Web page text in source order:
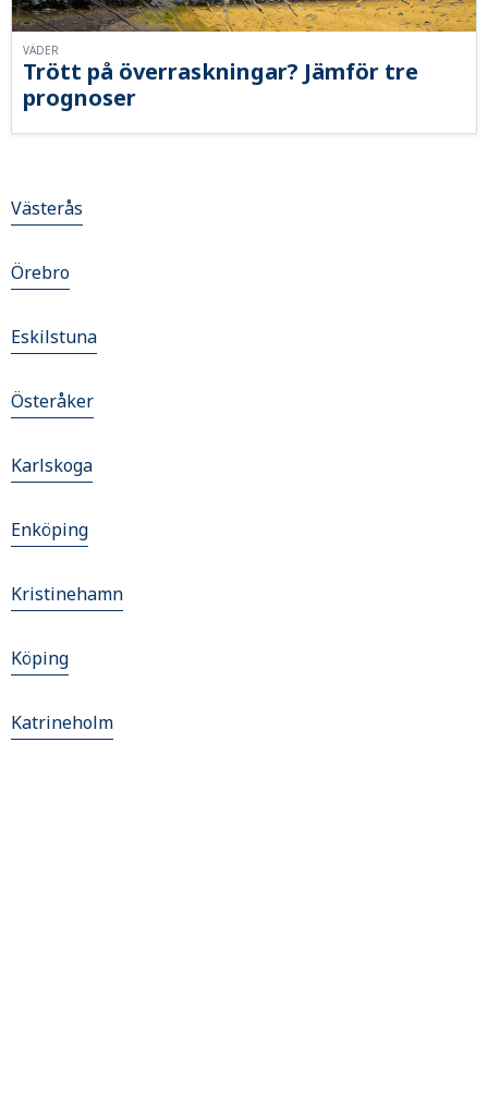
Trött på överraskningar? Jämför tre
prognoser
VÄDER
Västerås
Örebro
Eskilstuna
Österåker
Karlskoga
Enköping
Kristinehamn
Köping
Katrineholm